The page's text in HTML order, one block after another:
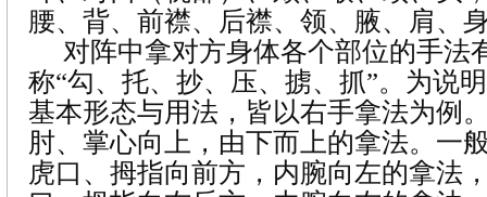
腰、背、前襟、后襟、领、腋、肩、
对阵中拿对方身体各个部位的手法
称“勾、托、抄、压、掳、抓”。为说
基本形态与用法，皆以右手拿法为例
肘、掌心向上，由下而上的拿法。一
虎口、拇指向前方，内腕向左的拿法